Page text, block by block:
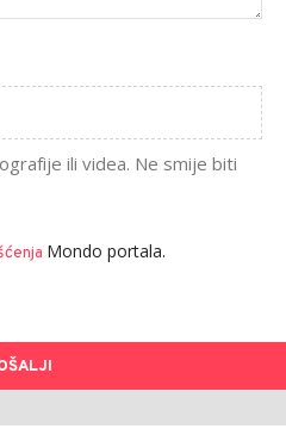
ili videa. Ne smije biti
Mondo portala.